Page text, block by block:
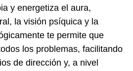
y energetiza el aura,
la visión psíquica y la
te permite que
los problemas, facilitando
de dirección y, a nivel